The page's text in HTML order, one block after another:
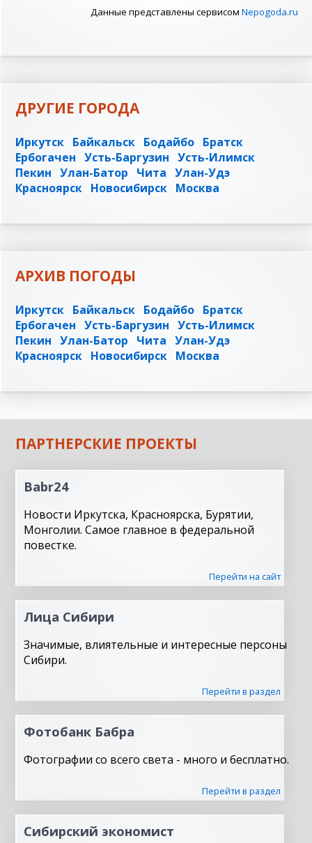
Данные представлены сервисом Nepogoda.ru
ДРУГИЕ ГОРОДА
Иркутск Байкальск Бодайбо Братск
Ербогачен Усть-Баргузин Усть-Илимск
Пекин Улан-Батор Чита Улан-Удэ
Красноярск Новосибирск Москва
АРХИВ ПОГОДЫ
Иркутск Байкальск Бодайбо Братск
Ербогачен Усть-Баргузин Усть-Илимск
Пекин Улан-Батор Чита Улан-Удэ
Красноярск Новосибирск Москва
ПАРТНЕРСКИЕ ПРОЕКТЫ
Babr24
Новости Иркутска, Красноярска, Бурятии,
Монголии. Самое главное в федеральной
повестке.
Перейти на сайт
Лица Сибири
Значимые, влиятельные и интересные персоны
Сибири.
Перейти в раздел
Фотобанк Бабра
Фотографии со всего света - много и бесплатно.
Перейти в раздел
Сибирский экономист